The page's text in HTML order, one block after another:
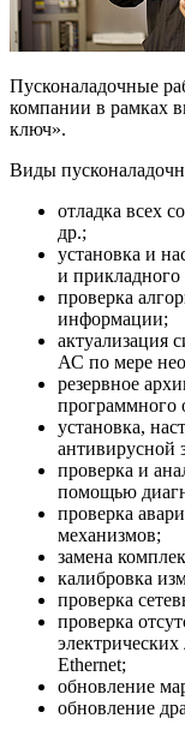
Пусконаладочные
компании в рамках
ключ».
Виды
отладка всех
др.;
установка и
и прикладного
проверка
информации;
актуализация
АС по мере
резервное
программного
установка,
антивирусной
проверка и
помощью
проверка
механизмов;
замена
калибровка
проверка
проверка
Ethernet;
обновление
обновление